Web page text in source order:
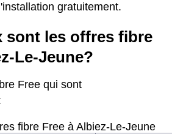
gratuitement.
sont les offres fibre
Le-Jeune?
Free qui sont
fibre Free à Albiez-Le-Jeune